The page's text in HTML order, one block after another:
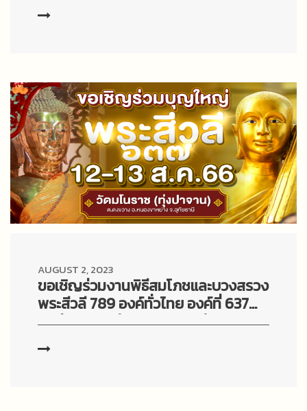
AUGUST 2, 2023
ขอเชิญร่วมงานพิธีสมโภชและบวงสรวง
พระสีวลี 789 องค์ทั่วไทย องค์ที่ 637ณ
วัดทุ่งปาจานตำบลดงขวาง อำเภอ
เสาร์และอาทิตย์ที่ 12- 13 สิงหาคม2566